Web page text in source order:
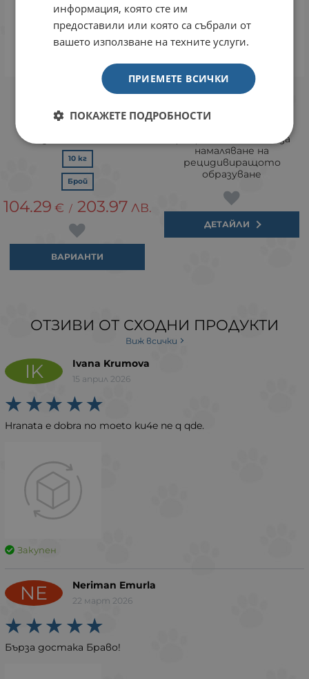
Vet Life Cardiac Canine -
храна за кучета със
10 кг
Брой
104.29 € / 203.97 ЛВ.
ВАРИАНТИ
Vet Life Struvite Canine -
храна за кучета за
фосфатни камъни и за
намаляване на
рецидивиращото
образуване
ДЕТАЙЛИ
ОТЗИВИ ОТ СХОДНИ ПРОДУКТИ
Виж всички
IK Ivana Krumova
15 април 2026
Hranata e dobra no moeto ku4e ne q qde.
Закупен
NE Neriman Emurla
22 март 2026
Бърза достака Браво!
информация, която сте им
предоставили или която са събрали от
вашето използване на техните услуги.
ПРИЕМЕТЕ ВСИЧКИ
ПОКАЖЕТЕ ПОДРОБНОСТИ